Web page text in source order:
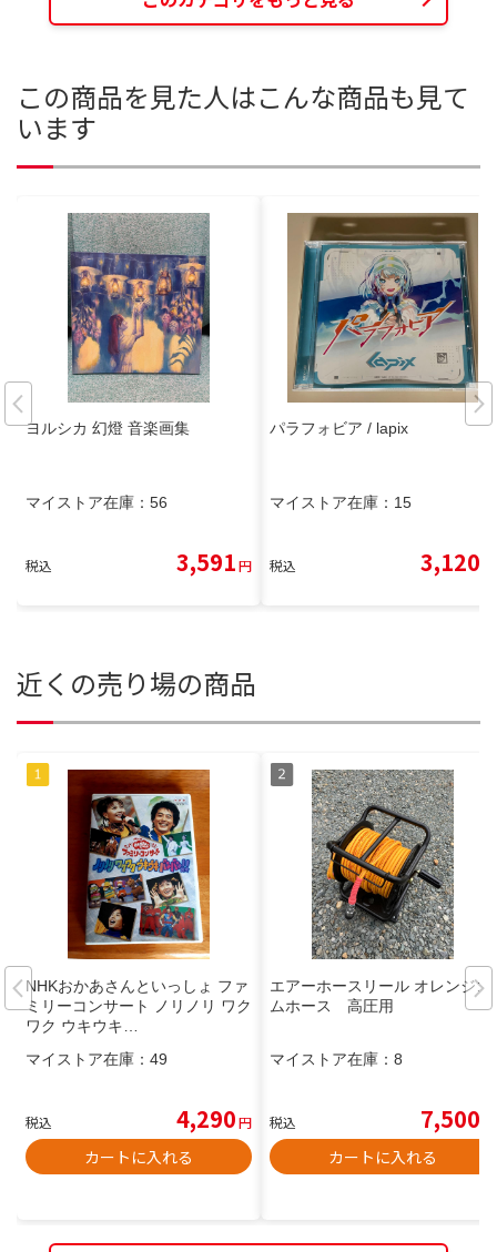
この商品を見た人はこんな商品も見て
います
ヨルシカ 幻燈 音楽画集
マイストア在庫： 56
税込 3,591円
パラフォビア / lapix
マイストア在庫： 15
税込 3,120
近くの売り場の商品
NHKおかあさんといっしょ ファ
ミリーコンサート ノリノリ ワク
ワク ウキウキ…
マイストア在庫： 49
税込 4,290円
カートに入れる
エアーホースリール オレンジゴ
ムホース 高圧用
マイストア在庫： 8
税込 7,500
カートに入れる